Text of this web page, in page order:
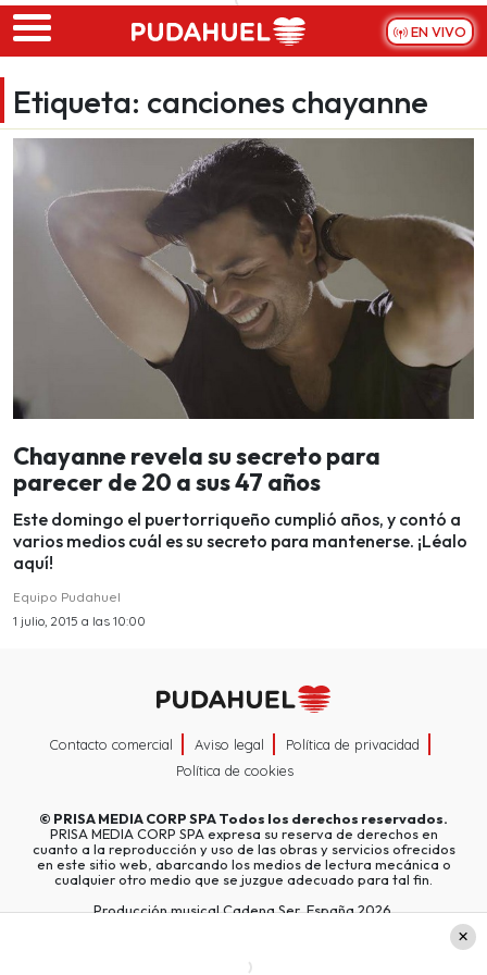
Skip to main content
EN VIVO
Etiqueta: canciones chayanne
Chayanne revela su secreto para
parecer de 20 a sus 47 años
Este domingo el puertorriqueño cumplió años, y contó a
varios medios cuál es su secreto para mantenerse. ¡Léalo
aquí!
Equipo Pudahuel
1 julio, 2015 a las 10:00
Contacto comercial Aviso legal
Política de privacidad
Política de cookies
© PRISA MEDIA CORP SPATodos los derechos reservados.
PRISA MEDIA CORP SPA expresa su reserva de derechos en
cuanto a la reproducción y uso de las obras y servicios ofrecidos
en este sitio web, abarcando los medios de lectura mecánica o
cualquier otro medio que se juzgue adecuado para tal fin.
Producción musical Cadena Ser, España 2026.